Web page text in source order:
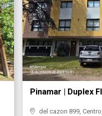
Pinamar | Duplex
del cazon 899,